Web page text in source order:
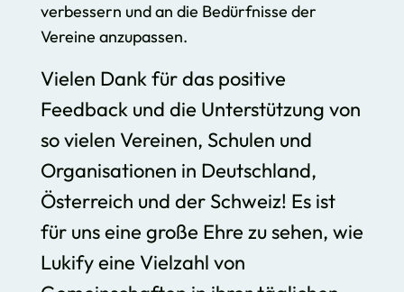
verbessern und an die Bedürfnisse der
Vereine anzupassen.
Vielen Dank für das positive
Feedback und die Unterstützung von
so vielen Vereinen, Schulen und
Organisationen in Deutschland,
Österreich und der Schweiz! Es ist
für uns eine große Ehre zu sehen, wie
Lukify eine Vielzahl von